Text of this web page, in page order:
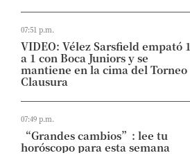
07:51 p.m.
VIDEO: Vélez Sarsfield empató 1
a 1 con Boca Juniors y se
mantiene en la cima del Torneo
Clausura
07:49 p.m.
“Grandes cambios”: lee tu
horóscopo para esta semana